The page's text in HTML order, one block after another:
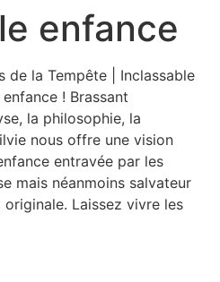
enfance
de la Tempête | Inclassable
! Brassant
la philosophie, la
nous offre une vision
entravée par les
mais néanmoins salvateur
Laissez vivre les